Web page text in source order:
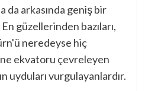
da arkasında geniş bir
güzellerinden bazıları,
neredeyse hiç
ekvatoru çevreleyen
uyduları vurgulayanlardır.